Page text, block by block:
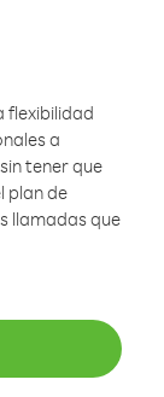
flexibilidad
a
tener que
plan de
llamadas que